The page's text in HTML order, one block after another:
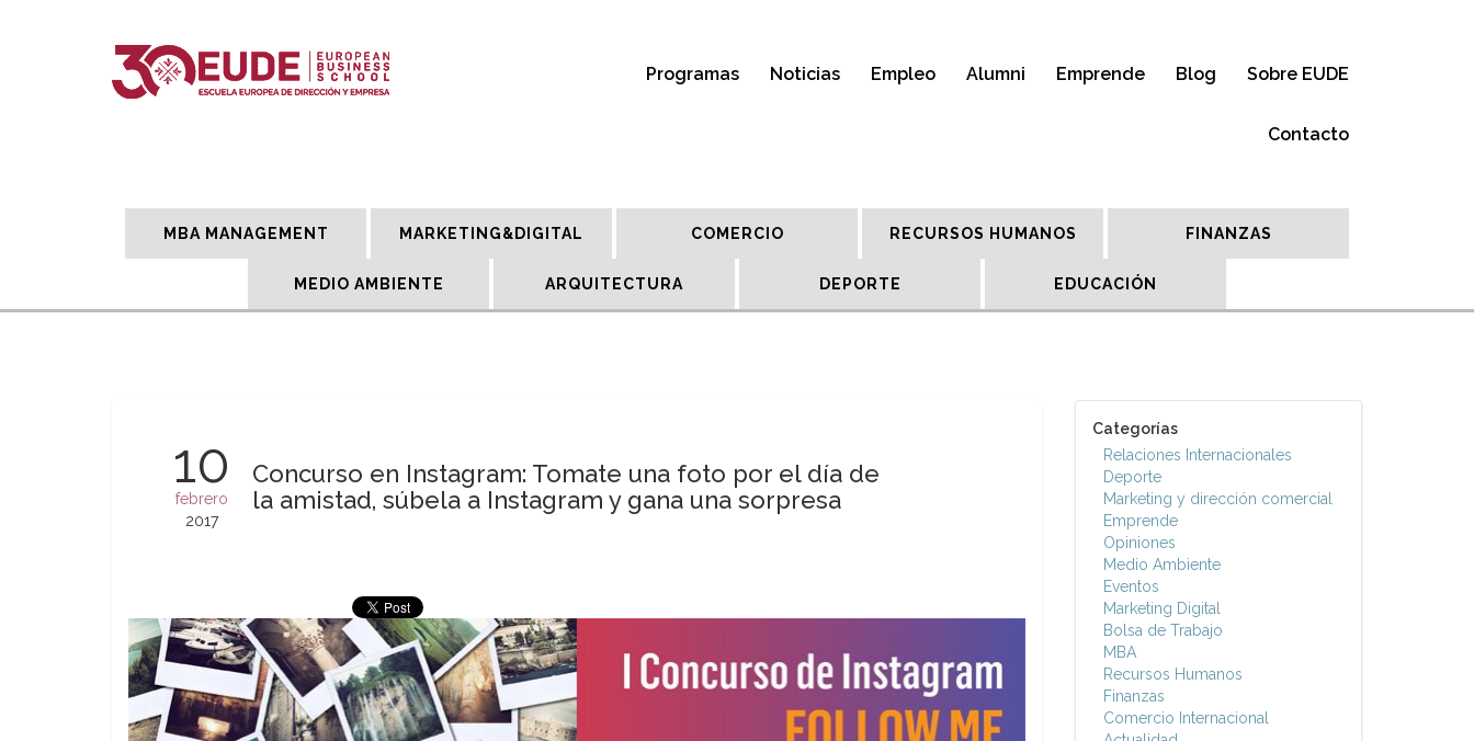
Programas Noticias Empleo Alumni Emprende Blog Sobre EUDE
Contacto
MBA MANAGEMENT MARKETING&DIGITAL COMERCIO RECURSOS HUMANOS FINANZAS
MEDIO AMBIENTE ARQUITECTURA DEPORTE EDUCACIÓN
10
febrero
2017
Concurso en Instagram: Tomate una foto por el día de
la amistad, súbela a Instagram y gana una sorpresa
Categorías
Relaciones Internacionales
Deporte
Marketing y dirección comercial
Emprende
Opiniones
Medio Ambiente
Eventos
Marketing Digital
Bolsa de Trabajo
MBA
Recursos Humanos
Finanzas
Comercio Internacional